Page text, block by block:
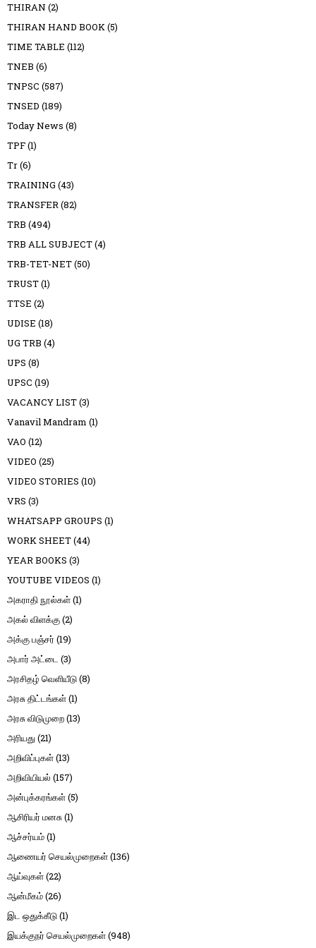
THIRAN (2)
THIRAN HAND BOOK(5)
TIME TABLE (112)
TNEB (6)
TNPSC (587)
TNSED (189)
Today News (8)
TPF(1)
Tr(6)
TRAINING (43)
TRANSFER(82)
TRB (494)
TRB ALL SUBJECT(4)
TRB-TET-NET(50)
TRUST(1)
TTSE (2)
UDISE (18)
UG TRB (4)
UPS (8)
UPSC (19)
VACANCY LIST(3)
Vanavil Mandram (1)
VAO (12)
VIDEO (25)
VIDEO STORIES (10)
VRS (3)
WHATSAPP GROUPS (1)
WORK SHEET(44)
YEAR BOOKS (3)
YOUTUBE VIDEOS (1)
அகராதி நூல்கள்(1)
அகல் விளக்கு(2)
அக்கு பஞ்சர் (19)
அபார் அட்டை (3)
அரசிதழ் வெளியீடு(8)
அரசு திட்டங்கள்(1)
அரசு விடுமுறை(13)
அரியது(21)
அறிவிப்புகள்(13)
அறிவியியல் (157)
அன்புக்கரங்கள்(5)
ஆசிரியர் மனசு(1)
ஆச்சர்யம்(1)
ஆணையர் செயல்முறைகள்(136)
ஆய்வுகள்(22)
ஆன்மீகம்(26)
இட ஒதுக்கீடு(1)
இயக்குநர் செயல்முறைகள்(948)